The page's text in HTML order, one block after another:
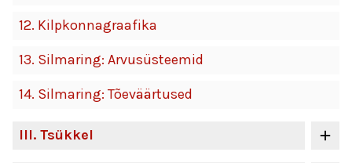
12. Kilpkonnagraafika
13. Silmaring: Arvusüsteemid
14. Silmaring: Tõeväärtused
III. Tsükkel